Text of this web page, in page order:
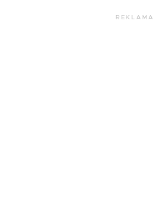
REKLAMA